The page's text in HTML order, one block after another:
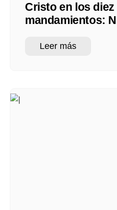
Cristo en los diez
mandamientos:
Leer más